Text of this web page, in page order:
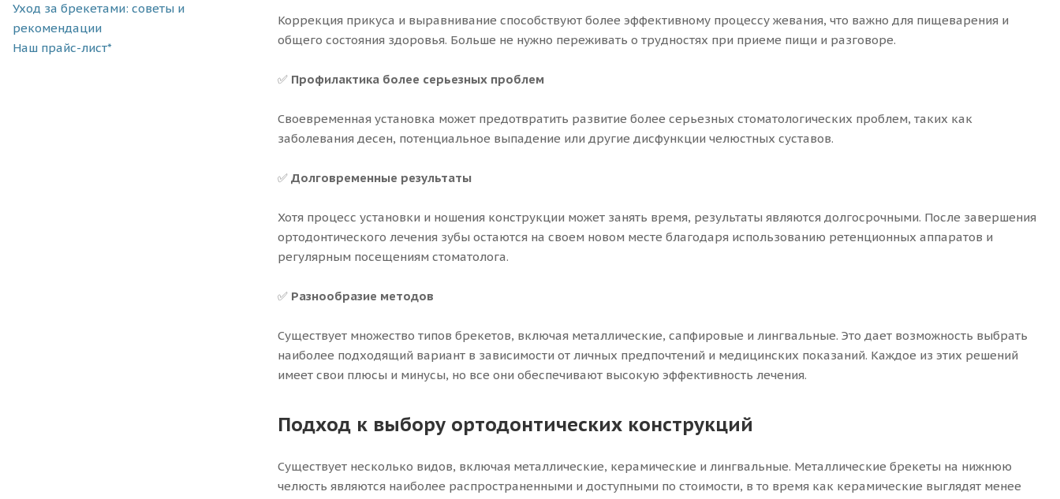
Уход за брекетами: советы и
рекомендации
Наш прайс-лист*
Коррекция прикуса и выравнивание способствуют более эффективному процессу жевания, что важно для пищеварения и
общего состояния здоровья. Больше не нужно переживать о трудностях при приеме пищи и разговоре.
✅ Профилактика более серьезных проблем
Своевременная установка может предотвратить развитие более серьезных стоматологических проблем, таких как
заболевания десен, потенциальное выпадение или другие дисфункции челюстных суставов.
✅ Долговременные результаты
Хотя процесс установки и ношения конструкции может занять время, результаты являются долгосрочными. После завершения
ортодонтического лечения зубы остаются на своем новом месте благодаря использованию ретенционных аппаратов и
регулярным посещениям стоматолога.
✅ Разнообразие методов
Существует множество типов брекетов, включая металлические, сапфировые и лингвальные. Это дает возможность выбрать
наиболее подходящий вариант в зависимости от личных предпочтений и медицинских показаний. Каждое из этих решений
имеет свои плюсы и минусы, но все они обеспечивают высокую эффективность лечения.
Подход к выбору ортодонтических конструкций
Существует несколько видов, включая металлические, керамические и лингвальные. Металлические брекеты на нижнюю
челюсть являются наиболее распространенными и доступными по стоимости, в то время как керамические выглядят менее